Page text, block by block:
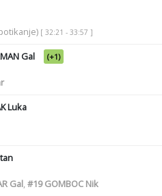
[ 32:21 - 33:57 ]
Gal (+1)
Luka
Gal,#19GOMBOC Nik